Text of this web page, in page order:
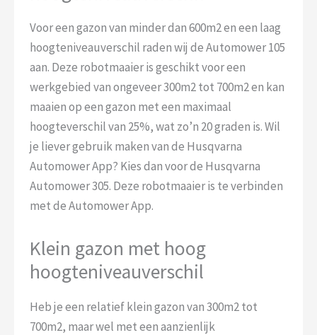
Voor een gazon van minder dan 600m2 en een laag
hoogteniveauverschil raden wij de Automower 105
aan. Deze robotmaaier is geschikt voor een
werkgebied van ongeveer 300m2 tot 700m2 en kan
maaien op een gazon met een maximaal
hoogteverschil van 25%, wat zo’n 20 graden is. Wil
je liever gebruik maken van de Husqvarna
Automower App? Kies dan voor de Husqvarna
Automower 305. Deze robotmaaier is te verbinden
met de Automower App.
Klein gazon met hoog
hoogteniveauverschil
Heb je een relatief klein gazon van 300m2 tot
700m2, maar wel met een aanzienlijk